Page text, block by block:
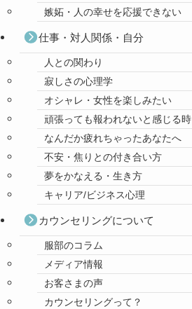
嫉妬・人の幸せを応援できない
仕事・対人関係・自分
人との関わり
寂しさの心理学
オシャレ・女性を楽しみたい
頑張っても報われないと感じる時
なんだか疲れちゃったあなたへ
不安・焦りとの付き合い方
夢をかなえる・生き方
キャリア/ビジネス心理
カウンセリングについて
服部のコラム
メディア情報
お客さまの声
カウンセリングって？